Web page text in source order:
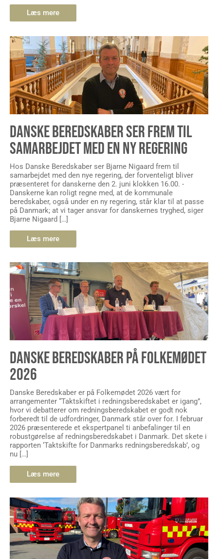
Læs mere
DANSKE BEREDSKABER SER FREM TIL
SAMARBEJDET MED EN NY REGERING
Hos Danske Beredskaber ser Bjarne Nigaard frem til
samarbejdet med den nye regering, der forventeligt bliver
præsenteret for danskerne den 2. juni klokken 16.00. -
Danskerne kan roligt regne med, at de kommunale
beredskaber, også under en ny regering, står klar til at passe
på Danmark; at vi tager ansvar for danskernes tryghed, siger
Bjarne Nigaard […]
Læs mere
DANSKE BEREDSKABER PÅ FOLKEMØDET
2026
Danske Beredskaber er på Folkemødet 2026 vært for
arrangementer “Taktskiftet i redningsberedskabet er igang”,
hvor vi debatterer om redningsberedskabet er godt nok
forberedt til de udfordringer, Danmark står over for. I februar
2026 præsenterede et ekspertpanel ti anbefalinger til en
robustgørelse af redningsberedskabet i Danmark. Det skete i
rapporten ‘Taktskifte for Danmarks redningsberedskab’, og
nu […]
Læs mere